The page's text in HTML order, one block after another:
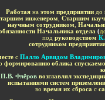
Работаяна этом предприятии до
аршим инженером
Старшим
научным сотрудником
Начальника отдела (
под руководством
сотрудником
с Палло Арвидом
формированию облика
П.В. Флёров возглавлял
испытаниями систем
во время их сброса с